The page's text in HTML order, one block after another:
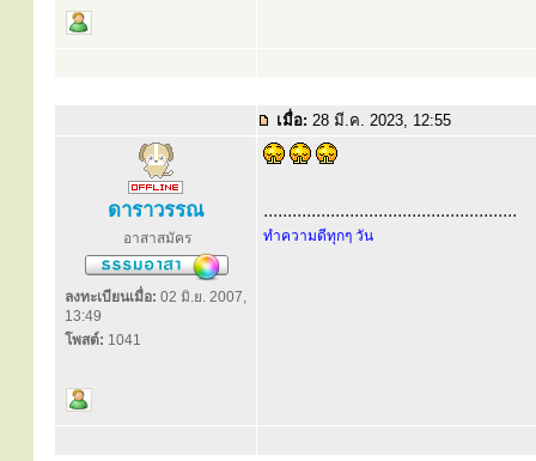
เมื่อ: 28 มี.ค. 2023, 12:55
ดาราวรรณ
อาสาสมัคร
ลงทะเบียนเมื่อ: 02 มิ.ย. 2007,
13:49
โพสต์: 1041
.....................................................
ทำความดีทุกๆ วัน